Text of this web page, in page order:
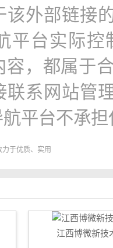
该外部链接
台实际控
容，都属于
联系网站管
平台不承
力于优质、实用
江西博微新技